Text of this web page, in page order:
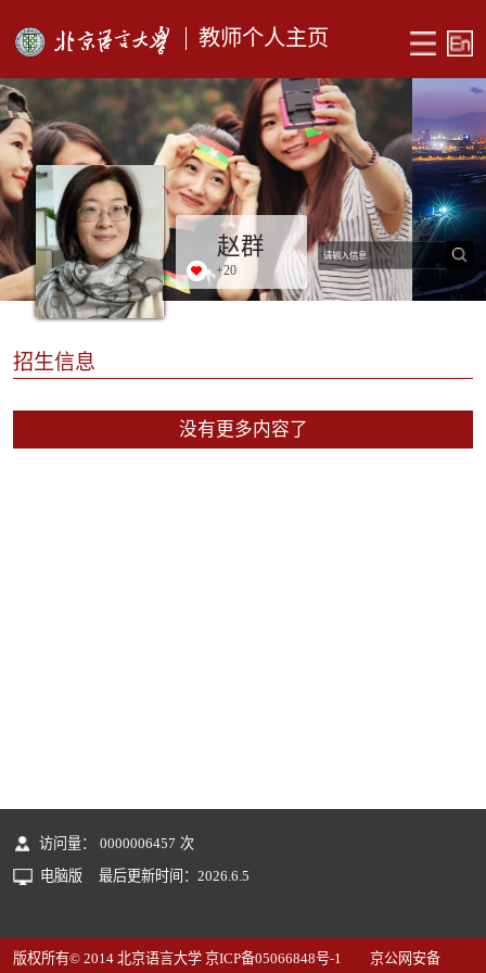
教师个人主页
赵群
+20
招生信息
没有更多内容了
访问量： 0000006457 次
电脑版
最后更新时间： 2026 6 5
版权所有© 2014 北京语言大学 京ICP备05066848号-1 京公网安备